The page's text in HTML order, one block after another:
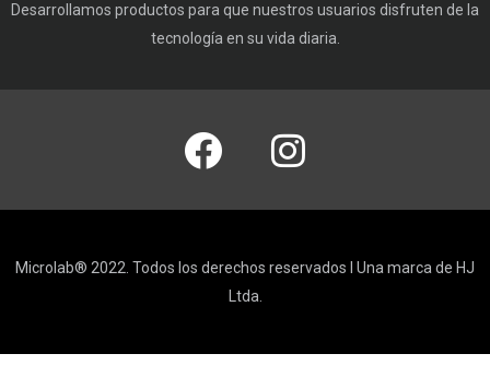
Desarrollamos productos para que nuestros usuarios disfruten de la
tecnología en su vida diaria.
Microlab® 2022. Todos los derechos reservados I Una marca de HJ
Ltda.